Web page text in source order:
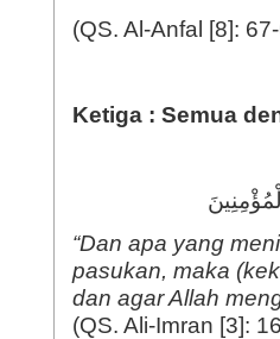
(QS. Al-Anfal [8]:
Ketiga : Semua
“Dan apa yang
pasukan, maka
dan agar Allah
(QS. Ali-Imran [3]: